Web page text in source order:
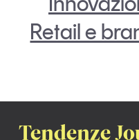
Retail e
Tendenze